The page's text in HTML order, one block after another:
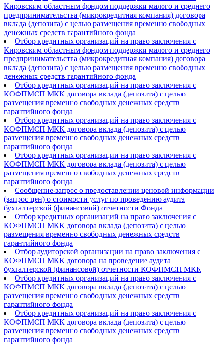
Кировским областным фондом поддержки малого и среднего
предпринимательства (микрокредитная компания) договора
вклада (депозита) с целью размещения временно свободных
денежных средств гарантийного фонда
Отбор кредитных организаций на право заключения с
Кировским областным фондом поддержки малого и среднего
предпринимательства (микрокредитная компания) договора
вклада (депозита) с целью размещения временно свободных
денежных средств гарантийного фонда
Отбор кредитных организаций на право заключения с
КОФПМСП МКК договора вклада (депозита) с целью
размещения временно свободных денежных средств
гарантийного фонда
Отбор кредитных организаций на право заключения с
КОФПМСП МКК договора вклада (депозита) с целью
размещения временно свободных денежных средств
гарантийного фонда
Отбор кредитных организаций на право заключения с
КОФПМСП МКК договора вклада (депозита) с целью
размещения временно свободных денежных средств
гарантийного фонда
Сообщение-запрос о предоставлении ценовой информации
(запрос цен) о стоимости услуг по проведению аудита
бухгалтерской (финансовой) отчетности Фонда
Отбор кредитных организаций на право заключения с
КОФПМСП МКК договора вклада (депозита) с целью
размещения временно свободных денежных средств
гарантийного фонда
Отбор аудиторской организации на право заключения с
КОФПМСП МКК договора на проведение аудита
бухгалтерской (финансовой) отчетности КОФПМСП МКК
Отбор кредитных организаций на право заключения с
КОФПМСП МКК договора вклада (депозита) с целью
размещения временно свободных денежных средств
гарантийного фонда
Отбор кредитных организаций на право заключения с
КОФПМСП МКК договора вклада (депозита) с целью
размещения временно свободных денежных средств
гарантийного фонда